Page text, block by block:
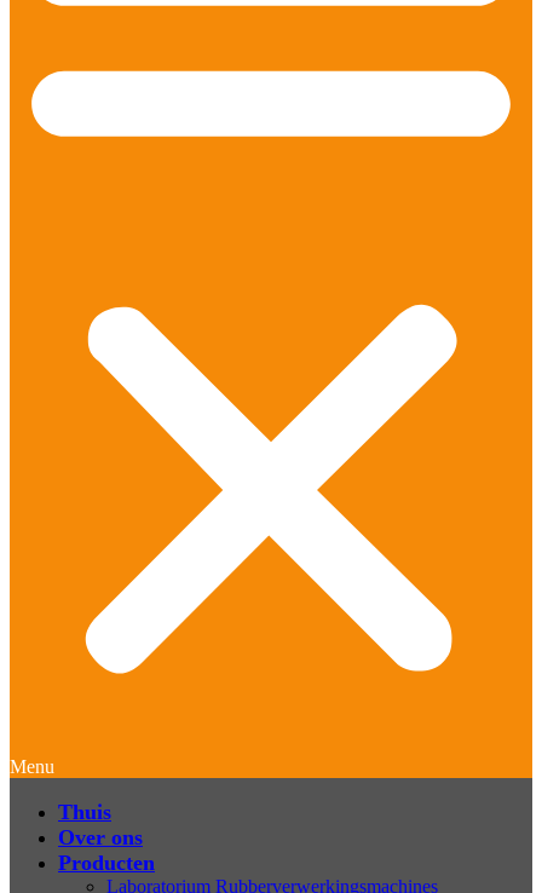
Menu
Thuis
Over ons
Producten
Laboratorium Rubberverwerkingsmachines